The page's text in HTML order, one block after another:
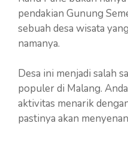
pendakian Gunung
sebuah desa wisata
namanya.
Desa ini menjadi salah
populer di Malang.
aktivitas menarik
pastinya akan